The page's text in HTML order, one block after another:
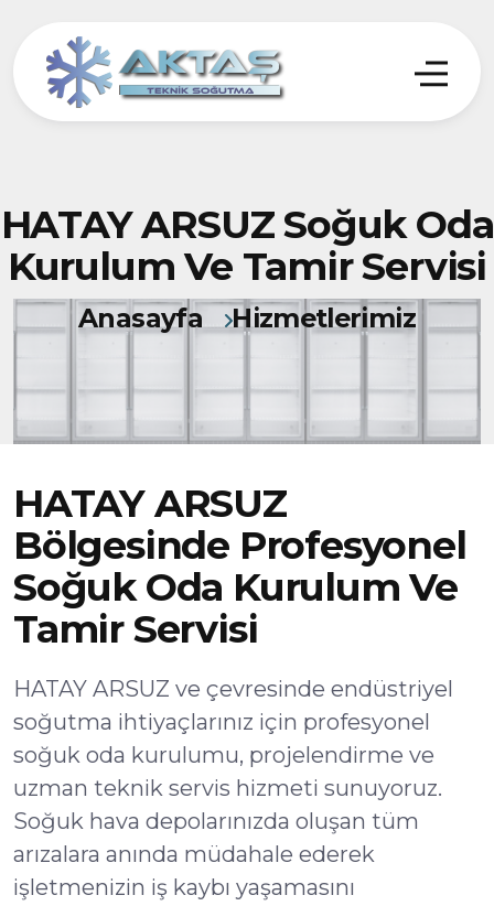
HATAY ARSUZ Soğuk Oda
Kurulum Ve Tamir Servisi
Anasayfa Hizmetlerimiz
HATAY ARSUZ
Bölgesinde Profesyonel
Soğuk Oda Kurulum Ve
Tamir Servisi
HATAY ARSUZ ve çevresinde endüstriyel
soğutma ihtiyaçlarınız için profesyonel
soğuk oda kurulumu, projelendirme ve
uzman teknik servis hizmeti sunuyoruz.
Soğuk hava depolarınızda oluşan tüm
arızalara anında müdahale ederek
işletmenizin iş kaybı yaşamasını